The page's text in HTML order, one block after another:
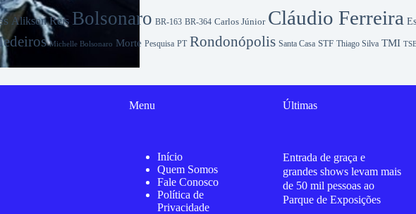
Alikson Reis Bolsonaro BR-163 BR-364 Carlos Júnior Cláudio Ferreira
Michelle Bolsonaro Morte Pesquisa PT Rondonópolis Santa Casa STF Thiago Silva TMI
Menu
Início
Quem Somos
Fale Conosco
Política de
Privacidade
Últimas
Entrada de graça e
grandes shows levam mais
de 50 mil pessoas ao
Parque de Exposições